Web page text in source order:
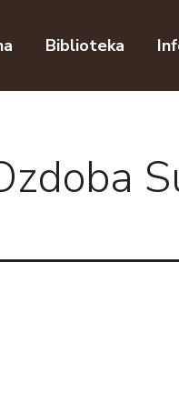
Biblioteka